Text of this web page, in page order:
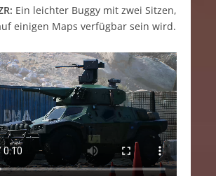
Ein leichter Buggy mit zwei Sitzen,
einigen Maps verfügbar sein wird.